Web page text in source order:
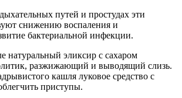
путей и простудах эти
снижению воспаления и
бактериальной инфекции.
натуральный эликсир с сахаром
разжижающий и выводящий слизь.
кашля луковое средство с
приступы.